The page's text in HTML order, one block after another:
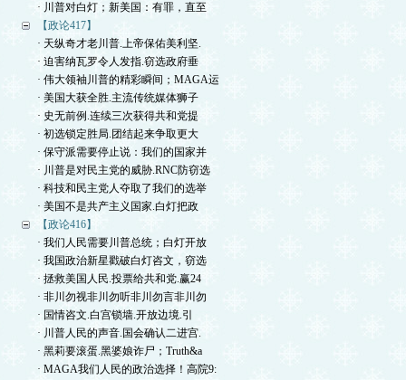
· 川普对白灯；新美国：有罪，直至
【政论417】
· 天纵奇才老川普.上帝保佑美利坚.
· 迫害纳瓦罗令人发指.窃选政府垂
· 伟大领袖川普的精彩瞬间；MAGA运
· 美国大获全胜.主流传统媒体狮子
· 史无前例.连续三次获得共和党提
· 初选锁定胜局.团结起来争取更大
· 保守派需要停止说：我们的国家并
· 川普是对民主党的威胁.RNC防窃选
· 科技和民主党人夺取了我们的选举
· 美国不是共产主义国家.白灯把政
【政论416】
· 我们人民需要川普总统；白灯开放
· 我国政治新星戳破白灯咨文，窃选
· 拯救美国人民.投票给共和党.赢24
· 非川勿视非川勿听非川勿言非川勿
· 国情咨文.白宫锁墙.开放边境.引
· 川普人民的声音.国会确认二进宫.
· 黑莉要滚蛋.黑婆娘诈尸；Truth&a
· MAGA我们人民的政治选择！高院9: